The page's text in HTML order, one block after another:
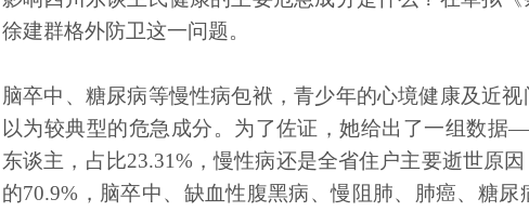
徐建群格外防卫这一问题。
脑卒中、糖尿病等慢性病包袱，青少年的心境健康及近
以为较典型的危急成分。为了佐证，她给出了一组数据
东谈主，占比23.31%，慢性病还是全省住户主要逝世原
的70.9%，脑卒中、缺血性腹黑病、慢阻肺、肺癌、糖